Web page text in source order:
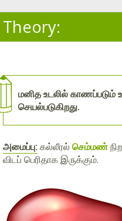
Theory:
மனித உடலில் காணப்படும்
செயல்படுகிறது.
அமைப்பு: கல்லீரல் செம்மண்
விடப் பெரிதாக இருக்கும்.